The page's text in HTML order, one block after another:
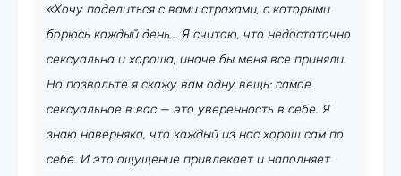
«Хочу поделиться с вами страхами, с которыми
борюсь каждый день... Я считаю, что недостаточно
сексуальна и хороша, иначе бы меня все приняли.
Но позвольте я скажу вам одну вещь: самое
сексуальное в вас — это уверенность в себе. Я
знаю наверняка, что каждый из нас хорош сам по
себе. И это ощущение привлекает и наполняет